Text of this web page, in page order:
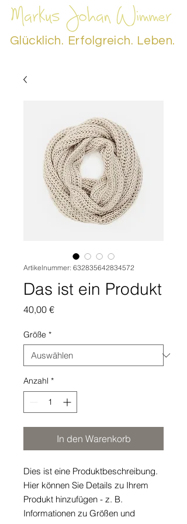
Glücklich. Erfolgreich. Leben.
Artikelnummer: 632835642834572
Das ist ein Produkt
40,00 €Preis
Größe *
Anzahl *
In den Warenkorb
Dies ist eine Produktbeschreibung.
Hier können Sie Details zu Ihrem
Produkt hinzufügen - z. B.
Informationen zu Größen und